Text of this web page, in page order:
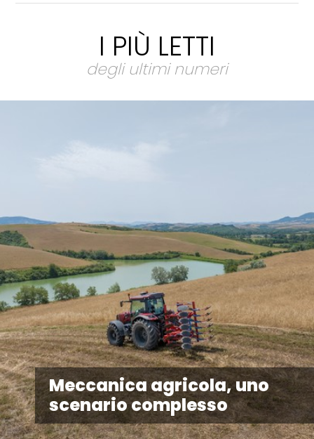
I PIÙ LETTI
degli ultimi numeri
Meccanica agricola, uno
scenario complesso